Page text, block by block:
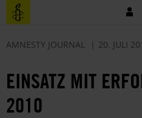
Direkt
zum
Benutzermenü
AMNESTY JOURNAL 20. JULI
EINSATZ MIT
2010